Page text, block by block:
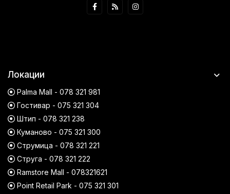
Локации
Palma Mall - 078 321 981
Гостивар - 075 321 304
Штип - 078 321 238
Куманово - 075 321 300
Струмица - 078 321 221
Струга - 078 321 222
Ramstore Mall - 078321621
Point Retail Park - 075 321 301